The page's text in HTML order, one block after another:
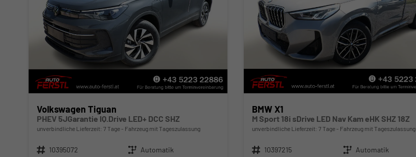
Volkswagen Tiguan
PHEV 5JGarantie IQ.Drive LED+ DCC SHZ
unverbindliche Lieferzeit: 7 Tage Fahrzeug mit Tageszulassung
Fahrzeugnr. 10395072 Getriebe Automatik
BMW X1
M Sport 18i sDrive LED Nav Kam eHK SHZ 18Z
unverbindliche Lieferzeit:7 Tage Fahrzeug mit Tageszulassung
Fahrzeugnr. 10397215 Getriebe Automatik